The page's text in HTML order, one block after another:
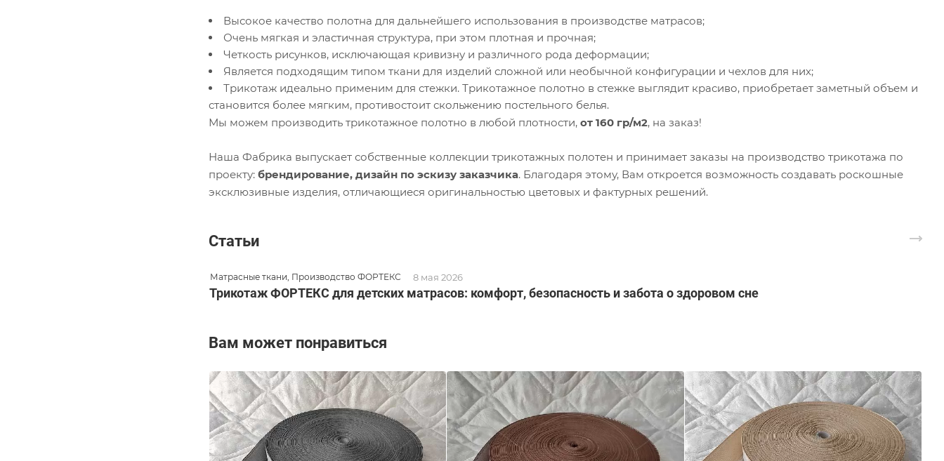
Высокое качество полотна для дальнейшего использования в производстве матрасов;
Очень мягкая и эластичная структура, при этом плотная и прочная;
Четкость рисунков, исключающая кривизну и различного рода деформации;
Является подходящим типом ткани для изделий сложной или необычной конфигурации и чехлов для них;
Трикотаж идеально применим для стежки. Трикотажное полотно в стежке выглядит красиво, приобретает заметный объем и
становится более мягким, противостоит скольжению постельного белья.
Мы можем производить трикотажное полотно в любой плотности, от 160 гр/м2, на заказ!
Наша Фабрика выпускает собственные коллекции трикотажных полотен и принимает заказы на производство трикотажа по
проекту: брендирование, дизайн по эскизу заказчика. Благодаря этому, Вам откроется возможность создавать роскошные
эксклюзивные изделия, отличающиеся оригинальностью цветовых и фактурных решений.
Статьи
Матрасные ткани, Производство ФОРТЕКС 8 мая 2026
Трикотаж ФОРТЕКС для детских матрасов: комфорт, безопасность и забота о здоровом сне
Вам может понравиться